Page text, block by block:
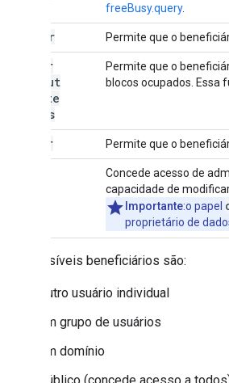
freeBusy.query.
reader Permite que o
writer
Without
Private
Access
Permite que o
blocos ocupados. Essa
writer Permite que o
Concede acesso de
capacidade de
Importante:o papel
proprietário de
Os possíveis beneficiários são:
outro usuário individual
um grupo de usuários
um domínio